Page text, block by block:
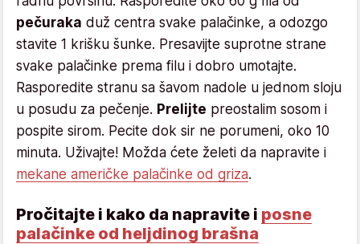
pečuraka duž centra svake palačinke, a odozgo
stavite 1 krišku šunke. Presavijte suprotne strane
svake palačinke prema filu i dobro umotajte.
Rasporedite stranu sa šavom nadole u ​​jednom sloju
u posudu za pečenje. Prelijte preostalim sosom i
pospite sirom. Pecite dok sir ne porumeni, oko 10
minuta. Uživajte! Možda ćete želeti da napravite i
mekane američke palačinke od griza.
Pročitajte i kako da napravite i posne
palačinke od heljdinog brašna